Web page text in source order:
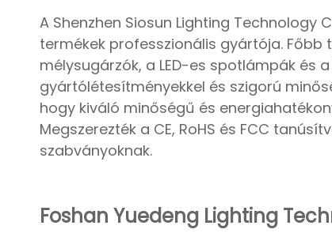
A Shenzhen Siosun Lighting Technology
termékek professzionális gyártója. Főbb
mélysugárzók, a LED-es spotlámpák és
gyártólétesítményekkel és szigorú
hogy kiváló minőségű és
Megszerezték a CE, RoHS és FCC
szabványoknak.
Foshan Yuedeng Lighting